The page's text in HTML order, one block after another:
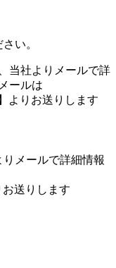
い。
当社よりメールで詳
ールは
】よりお送りします
メールで詳細情報
お送りします